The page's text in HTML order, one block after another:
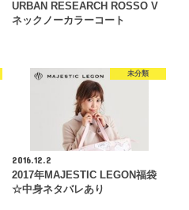
URBAN RESEARCH ROSSO V
ネックノーカラーコート
未分類
2016.12.2
2017年MAJESTIC LEGON福袋
☆中身ネタバレあり